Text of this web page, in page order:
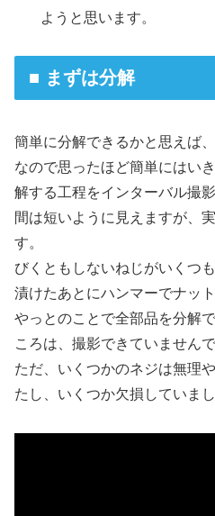
ようと思います。
■ まずは分解
簡単に分解できるかと思えば
なので思ったほど簡単にはい
解する工程をインターバル撮
間は短いように見えますが、
す。
びくともしないねじがいくつ
漬けたあとにハンマーでナッ
やっとのことで全部品を分解
ころは、撮影できていませんで
ただ、いくつかのネジは無理
たし、いくつか欠損していまし